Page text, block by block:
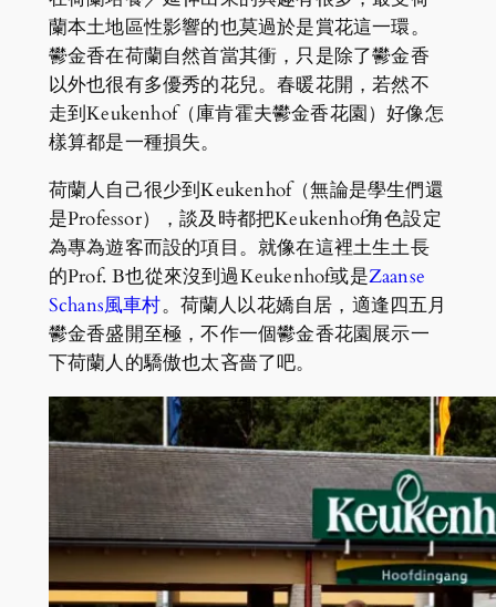
蘭本土地區性影響的也莫過於是賞花這一環。
鬰金香在荷蘭自然首當其衝，只是除了鬰金香
以外也很有多優秀的花兒。春暖花開，若然不
走到Keukenhof（庫肯霍夫鬰金香花園）好像怎
樣算都是一種損失。
荷蘭人自己很少到Keukenhof（無論是學生們還
是Professor），談及時都把Keukenhof角色設定
為專為遊客而設的項目。就像在這裡土生土長
的Prof. B也從來沒到過Keukenhof或是Zaanse
Schans風車村。荷蘭人以花嬌自居，適逢四五月
鬰金香盛開至極，不作一個鬰金香花園展示一
下荷蘭人的驕傲也太吝嗇了吧。